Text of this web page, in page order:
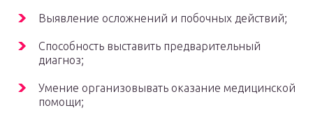
Выявление осложнений и побочных действий;
Способность выставить предварительный
диагноз;
Умение организовывать оказание медицинской
помощи;